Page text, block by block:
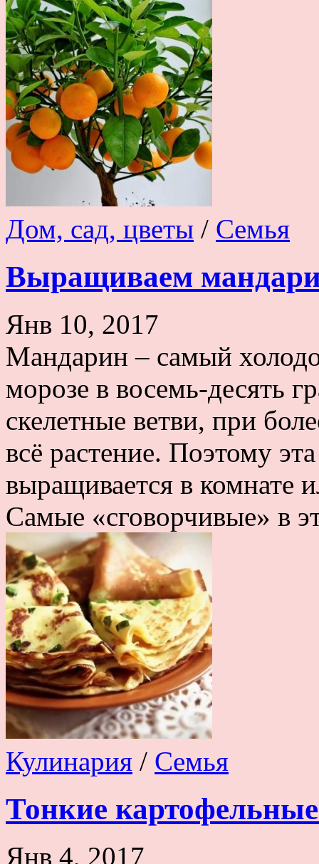
Дом, сад, цветы / Семья
Выращиваем
Янв 10, 2017
Мандарин – самый
морозе в восемь-десять
скелетные ветви, при
всё растение. Поэтому
выращивается в комнате
Самые «сговорчивые» в
Кулинария / Семья
Тонкие
Янв 4, 2017